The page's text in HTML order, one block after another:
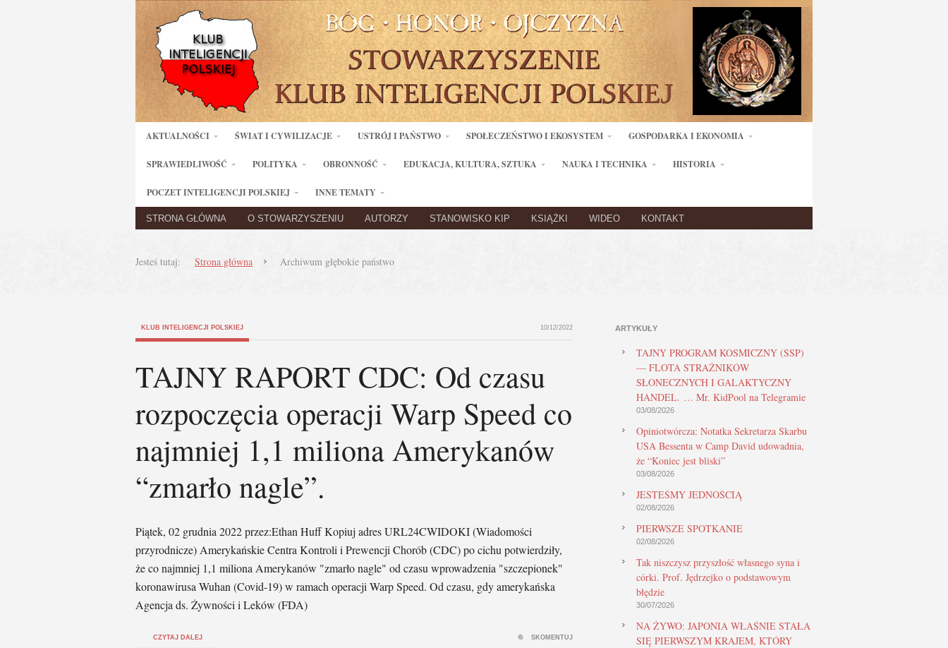
AKTUALNOŚCI ŚWIAT I CYWILIZACJE USTRÓJ I PAŃSTWO SPOŁECZEŃSTWO I EKOSYSTEM GOSPODARKA I EKONOMIA
SPRAWIEDLIWOŚĆ POLITYKA OBRONNOŚĆ EDUKACJA, KULTURA, SZTUKA NAUKA I TECHNIKA HISTORIA
POCZET INTELIGENCJI POLSKIEJ INNE TEMATY
STRONA GŁÓWNA O STOWARZYSZENIU AUTORZY STANOWISKO KIP KSIĄŻKI WIDEO KONTAKT
Jesteś tutaj: Strona główna Archiwum głębokie państwo
KLUB INTELIGENCJI POLSKIEJ 10/12/2022
TAJNY RAPORT CDC: Od czasu
rozpoczęcia operacji Warp Speed co
najmniej 1,1 miliona Amerykanów
“zmarło nagle”.
Piątek, 02 grudnia 2022 przez:Ethan Huff Kopiuj adres URL24CWIDOKI (Wiadomości
przyrodnicze) Amerykańskie Centra Kontroli i Prewencji Chorób (CDC) po cichu potwierdziły,
że co najmniej 1,1 miliona Amerykanów "zmarło nagle" od czasu wprowadzenia "szczepionek"
koronawirusa Wuhan (Covid-19) w ramach operacji Warp Speed. Od czasu, gdy amerykańska
Agencja ds. Żywności i Leków (FDA)
CZYTAJ DALEJ SKOMENTUJ
ARTYKUŁY
TAJNY PROGRAM KOSMICZNY (SSP)
— FLOTA STRAŻNIKÓW
SŁONECZNYCH I GALAKTYCZNY
HANDEL. … Mr. KidPool na Telegramie
03/08/2026
Opiniotwórcza: Notatka Sekretarza Skarbu
USA Bessenta w Camp David udowadnia,
że “Koniec jest bliski”
03/08/2026
JESTEŚMY JEDNOŚCIĄ
02/08/2026
PIERWSZE SPOTKANIE
02/08/2026
Tak niszczysz przyszłość własnego syna i
córki. Prof. Jędrzejko o podstawowym
błędzie
30/07/2026
NA ŻYWO: JAPONIA WŁAŚNIE STAŁA
SIĘ PIERWSZYM KRAJEM, KTÓRY